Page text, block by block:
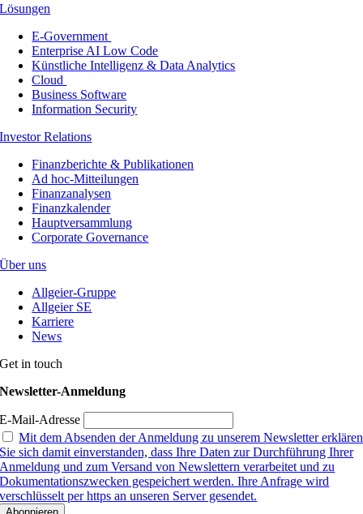
Lösungen
E-Government
Enterprise AI Low Code
Künstliche Intelligenz & Data Analytics
Cloud
Business Software
Information Security
Investor Relations
Finanzberichte & Publikationen
Ad hoc-Mitteilungen
Finanzanalysen
Finanzkalender
Hauptversammlung
Corporate Governance
Über uns
Allgeier-Gruppe
Allgeier SE
Karriere
News
Get in touch
Newsletter-Anmeldung
E-Mail-Adresse
Mit dem Absenden der Anmeldung zu unserem Newsletter erklären
Sie sich damit einverstanden, dass Ihre Daten zur Durchführung Ihrer
Anmeldung und zum Versand von Newslettern verarbeitet und zu
Dokumentationszwecken gespeichert werden. Ihre Anfrage wird
verschlüsselt per https an unseren Server gesendet.